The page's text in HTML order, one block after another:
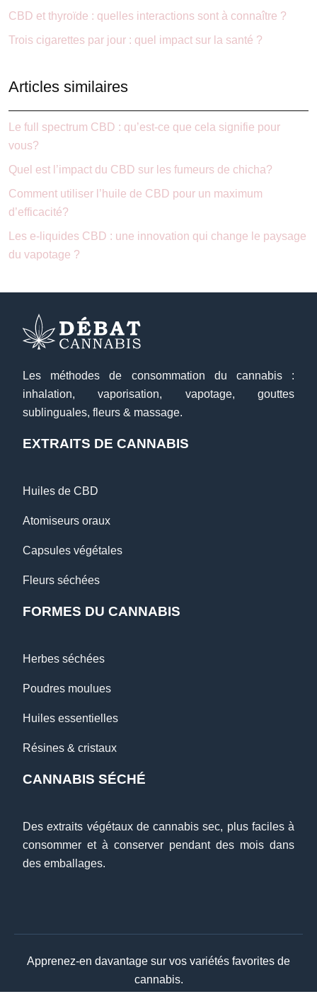
CBD et thyroïde : quelles interactions sont à connaître ?
Trois cigarettes par jour : quel impact sur la santé ?
Articles similaires
Le full spectrum CBD : qu’est-ce que cela signifie pour
vous?
Quel est l’impact du CBD sur les fumeurs de chicha?
Comment utiliser l’huile de CBD pour un maximum
d’efficacité?
Les e-liquides CBD : une innovation qui change le paysage
du vapotage ?
Les méthodes de consommation du cannabis :
inhalation, vaporisation, vapotage, gouttes
sublinguales, fleurs & massage.
EXTRAITS DE CANNABIS
Huiles de CBD
Atomiseurs oraux
Capsules végétales
Fleurs séchées
FORMES DU CANNABIS
Herbes séchées
Poudres moulues
Huiles essentielles
Résines & cristaux
CANNABIS SÉCHÉ
Des extraits végétaux de cannabis sec, plus faciles à
consommer et à conserver pendant des mois dans
des emballages.
Apprenez-en davantage sur vos variétés favorites de
cannabis.